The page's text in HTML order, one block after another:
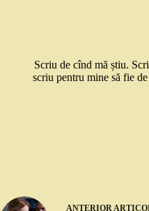
Scriu de cînd mă știu.
scriu pentru mine să fie
ANTERIOR